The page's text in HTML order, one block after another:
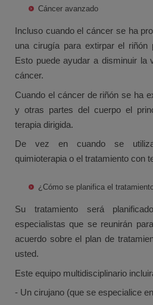
Cáncer avanzado
Incluso cuando el cáncer se ha
una cirugía para extirpar el riñón
Esto puede ayudar a disminuir la
cáncer.
Cuando el cáncer de riñón se ha
y otras partes del cuerpo el
terapia dirigida.
De vez en cuando se
quimioterapia o el tratamiento con
¿Cómo se planifica el
Su tratamiento será
especialistas que se reunirán
acuerdo sobre el plan de
usted.
Este equipo multidisciplinario
- Un cirujano (que se especialice